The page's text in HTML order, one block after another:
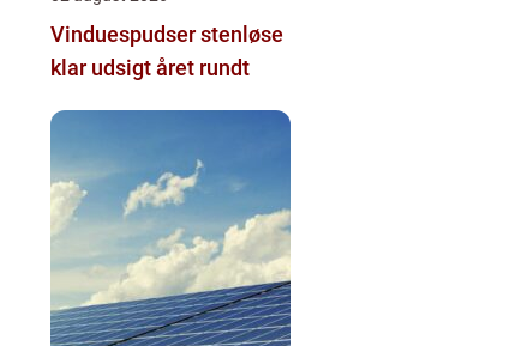
Vinduespudser stenløse
klar udsigt året rundt